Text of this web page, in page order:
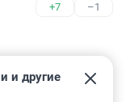
+7 –1
и другие